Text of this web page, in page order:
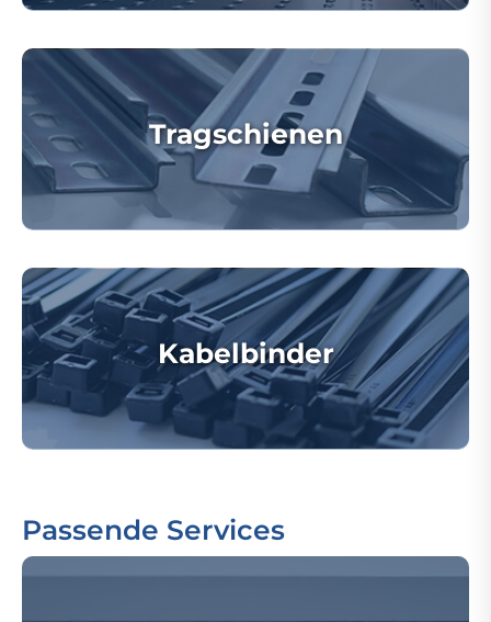
Tragschienen
Kabelbinder
Passende Services